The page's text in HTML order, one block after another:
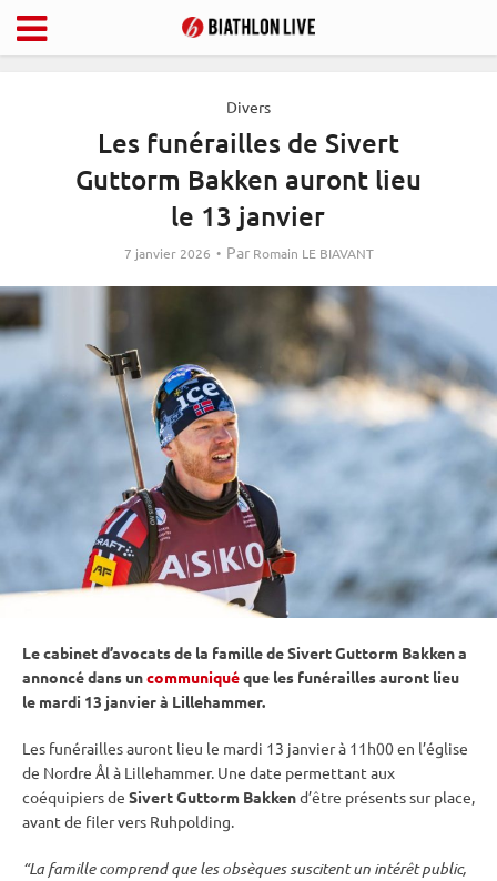
Divers
Les funérailles de Sivert
Guttorm Bakken auront lieu
le 13 janvier
7 janvier 2026 Par Romain LE BIAVANT
Le cabinet d’avocats de la famille de Sivert Guttorm Bakken a
annoncé dans uncommuniquéque les funérailles auront lieu
le mardi 13 janvier à Lillehammer.
Les funérailles auront lieu le mardi 13 janvier à 11h00 en l’église
de Nordre Ål à Lillehammer. Une date permettant aux
coéquipiers de Sivert Guttorm Bakkend’être présents sur place,
avant de filer vers Ruhpolding.
“La famille comprend que les obsèques suscitent un intérêt public,